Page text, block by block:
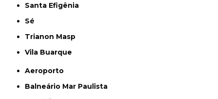
Santa Efigênia
Sé
Trianon Masp
Vila Buarque
Aeroporto
Balneário Mar Paulista